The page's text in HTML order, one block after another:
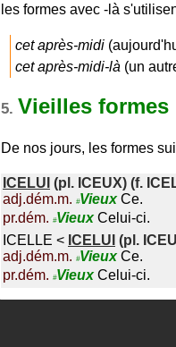
les formes avec -là
cet après-midi
cet après-midi-là (un
5. Vieilles formes
De nos jours, les formes
ICELUI (pl. ICEUX) (f.
adj.dém.m. #Vieux Ce.
pr.dém. #Vieux Celui-ci.
ICELLE < ICELUI (pl.
adj.dém.m. #Vieux Ce.
pr.dém. #Vieux Celui-ci.